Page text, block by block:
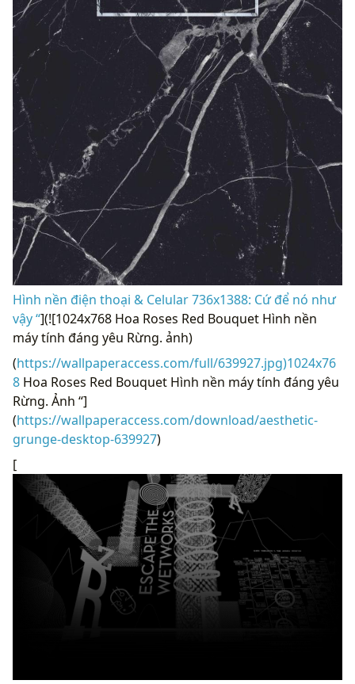
Hình nền điện thoại & Celular 736x1388: Cứ để nó như
vậy “](![1024x768 Hoa Roses Red Bouquet Hình nền
máy tính đáng yêu Rừng. ảnh)
(https://wallpaperaccess.com/full/639927.jpg)1024x76
8 Hoa Roses Red Bouquet Hình nền máy tính đáng yêu
Rừng. Ảnh “]
(https://wallpaperaccess.com/download/aesthetic-
grunge-desktop-639927)
[